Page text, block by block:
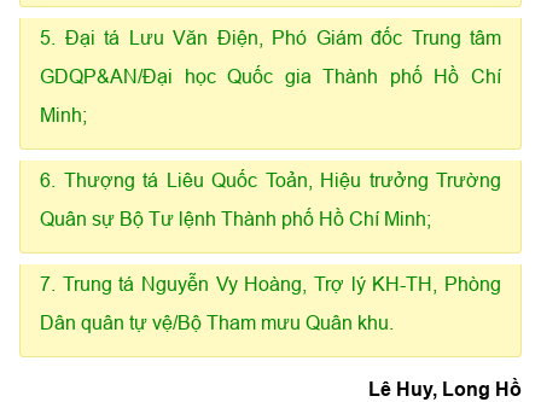
5. Đại tá Lưu Văn Điện, Phó Giám đốc Trung tâm
GDQP&AN/Đại học Quốc gia Thành phố Hồ Chí
Minh;
6. Thượng tá Liêu Quốc Toản, Hiệu trưởng Trường
Quân sự Bộ Tư lệnh Thành phố Hồ Chí Minh;
7. Trung tá Nguyễn Vy Hoàng, Trợ lý KH-TH, Phòng
Dân quân tự vệ/Bộ Tham mưu Quân khu.
Lê Huy, Long Hồ